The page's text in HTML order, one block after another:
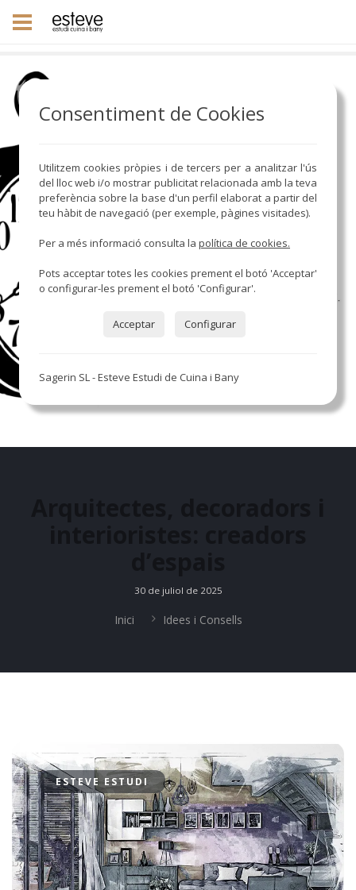
Consentiment de Cookies
Utilitzem cookies pròpies i de tercers per a analitzar l'ús
del lloc web i/o mostrar publicitat relacionada amb la teva
preferència sobre la base d'un perfil elaborat a partir del
teu hàbit de navegació (per exemple, pàgines visitades).
Per a més informació consulta la política de cookies.
Pots acceptar totes les cookies prement el botó 'Acceptar'
o configurar-les prement el botó 'Configurar'.
Acceptar Configurar
Sagerin SL - Esteve Estudi de Cuina i Bany
30 de juliol de 2025
Inici Idees i Consells
ESTEVE ESTUDI